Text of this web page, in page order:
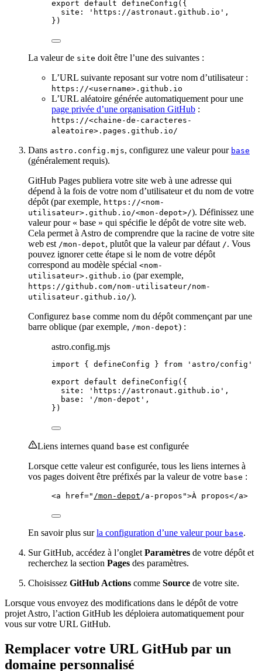
export default defineConfig ({
site:
' https://astronaut.github.io ' ,
})
La valeur de site doit être l’une des suivantes :
L’URL suivante reposant sur votre nom d’utilisateur :
https://<username>.github.io
L’URL aléatoire générée automatiquement pour une
page privée d’une organisation GitHub :
https://<chaine-de-caracteres-
aleatoire>.pages.github.io/
Dans astro.config.mjs, configurez une valeur pour base
(généralement requis).
GitHub Pages publiera votre site web à une adresse qui
dépend à la fois de votre nom d’utilisateur et du nom de votre
dépôt (par exemple, https://<nom-
utilisateur>.github.io/<mon-depot>/). Définissez une
valeur pour « base » qui spécifie le dépôt de votre site web.
Cela permet à Astro de comprendre que la racine de votre site
web est /mon-depot, plutôt que la valeur par défaut /. Vous
pouvez ignorer cette étape si le nom de votre dépôt
correspond au modèle spécial <nom-
utilisateur>.github.io (par exemple,
https://github.com/nom-utilisateur/nom-
utilisateur.github.io/).
Configurez base comme nom du dépôt commençant par une
barre oblique (par exemple, /mon-depot) :
astro.config.mjs
import { defineConfig } from ' astro/config '
export default defineConfig ({
site:
' https://astronaut.github.io ' ,
base:
' /mon-depot ' ,
})
Liens internes quand base est configurée
Lorsque cette valeur est configurée, tous les liens internes à
vos pages doivent être préfixés par la valeur de votre base :
<a href=" /mon-depot/a-propos ">À propos</a>
En savoir plus surla configuration d’une valeur pour base.
Sur GitHub, accédez à l’onglet Paramètres de votre dépôt et
recherchez la section Pages des paramètres.
Choisissez GitHub Actions comme Source de votre site.
Lorsque vous envoyez des modifications dans le dépôt de votre
projet Astro, l’action GitHub les déploiera automatiquement pour
vous sur votre URL GitHub.
Remplacer votre URL GitHub par un
domaine personnalisé